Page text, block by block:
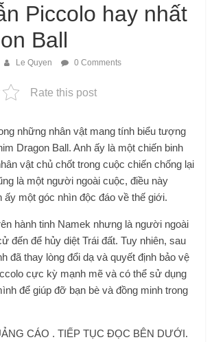
Piccolo hay nhất
Ball
Le Quyen 0 Comments
Rate this post
những nhân vật mang tính biểu tượng
Dragon Ball. Anh ấy là một chiến binh
vật chủ chốt trong cuộc chiến chống lại
là một người ngoài cuộc, điều này
ấy một góc nhìn độc đáo về thế giới.
hành tinh Namek nhưng là người ngoài
đến để hủy diệt Trái đất. Tuy nhiên, sau
đã thay lòng đổi dạ và quyết định bảo vệ
cực kỳ mạnh mẽ và có thể sử dụng
để giúp đỡ bạn bè và đồng minh trong
CÁO . TIẾP TỤC ĐỌC BÊN DƯỚI.